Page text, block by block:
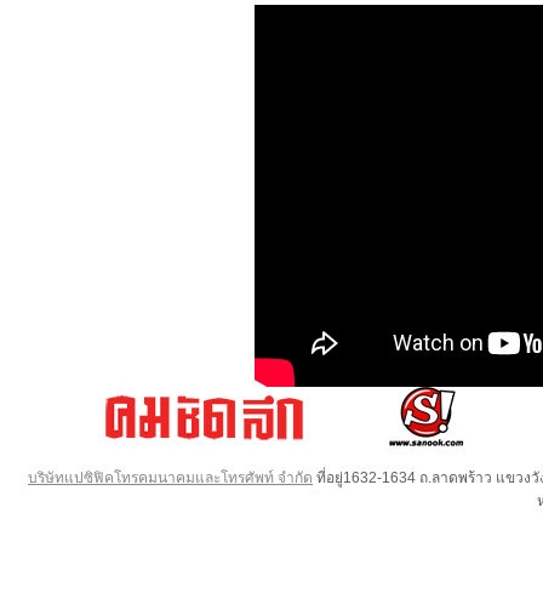
บริษัทแปซิฟิคโทรคมนาคมและโทรศัพท์ จำกัด ที่อยู่1632-1634 ถ.ลาดพร้าว แขวง